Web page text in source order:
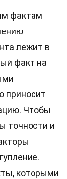
фактам
лежит в
факт на
приносит
Чтобы
точности и
которыми